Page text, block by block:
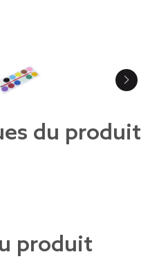
du produit
produit